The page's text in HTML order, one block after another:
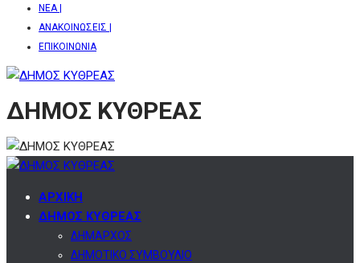
ΝΕΑ |
ΑΝΑΚΟΙΝΩΣΕΙΣ |
ΕΠΙΚΟΙΝΩΝΙΑ
ΔΗΜΟΣ ΚΥΘΡΕΑΣ
ΑΡΧΙΚΗ
ΔΗΜΟΣ ΚΥΘΡΕΑΣ
ΔΗΜΑΡΧΟΣ
ΔΗΜΟΤΙΚΟ ΣΥΜΒΟΥΛΙΟ